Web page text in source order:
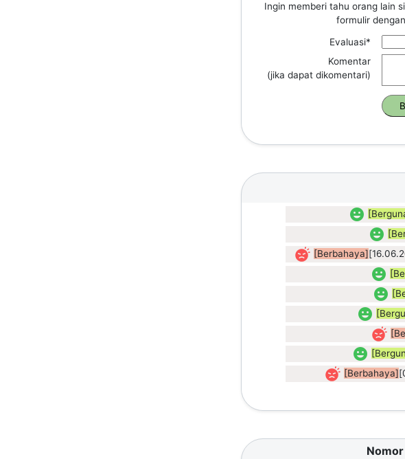
Ingin memberi tahu orang lain
formulir
Evaluasi*
Komentar
(jika dapat dikomentari)
[Berbahaya]
[Berbahaya]